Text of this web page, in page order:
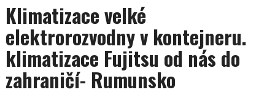
Klimatizace velké
elektrorozvodny v kontejneru.
klimatizace Fujitsu od nás do
zahraničí- Rumunsko